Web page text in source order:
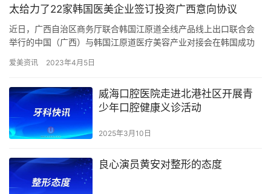
太给力了22家韩国医美企业签订投资广西意向协议
近日，广西自治区商务厅联合韩国江原道全线产品线上出口联合会
举行的中国（广西）与韩国江原道医疗美容产业对接会在韩国成功
会上…
爱美资讯 2023年4月5日
威海口腔医院走进北港社区开展青
少年口腔健康义诊活动
2025年3月10日
良心演员黄安对整形的态度